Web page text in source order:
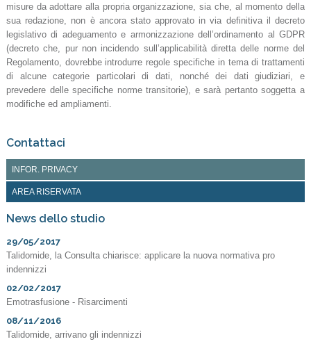
misure da adottare alla propria organizzazione, sia che, al momento della
sua redazione, non è ancora stato approvato in via definitiva il decreto
legislativo di adeguamento e armonizzazione dell’ordinamento al GDPR
(decreto che, pur non incidendo sull’applicabilità diretta delle norme del
Regolamento, dovrebbe introdurre regole specifiche in tema di trattamenti
di alcune categorie particolari di dati, nonché dei dati giudiziari, e
prevedere delle specifiche norme transitorie), e sarà pertanto soggetta a
modifiche ed ampliamenti.
Contattaci
INFOR. PRIVACY
AREA RISERVATA
News dello studio
29/05/2017
Talidomide, la Consulta chiarisce: applicare la nuova normativa pro
indennizzi
02/02/2017
Emotrasfusione - Risarcimenti
08/11/2016
Talidomide, arrivano gli indennizzi